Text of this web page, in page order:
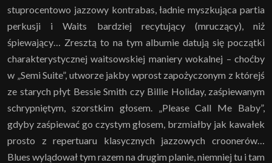
stuprocentowo jazzowy kontrabas, ładnie myszkująca partia
perkusji i Waits bardziej recytujący (mruczący), niż
śpiewający… Zresztą to na tym albumie datują się początki
charakterystycznej waitsowskiej maniery wokalnej – choćby
w „Semi Suite”, utworze jakby wprost zapożyczonym z którejś
ze starych płyt Bessie Smith czy Billie Holiday, zaśpiewanym
schrypniętym, szorstkim głosem. „Please Call Me Baby”,
gdyby zaśpiewać go czystym głosem, brzmiałby jak kawałek
prosto z repertuaru klasycznych jazzowych croonerów…
Blues wylądował tym razem na drugim planie, niemniej tu i tam